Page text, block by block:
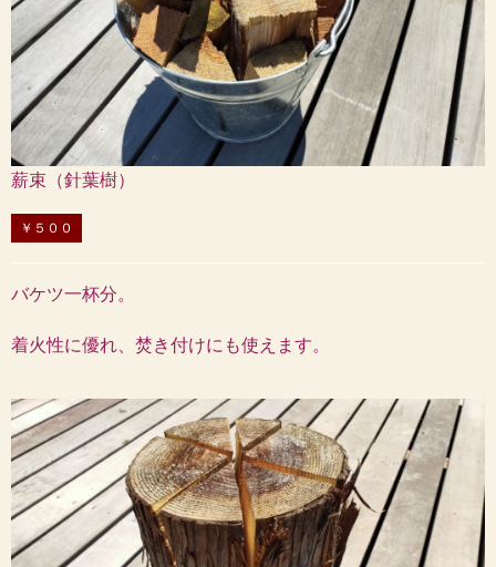
薪束（針葉樹）
￥５００
バケツ一杯分。
着火性に優れ、焚き付けにも使えます。